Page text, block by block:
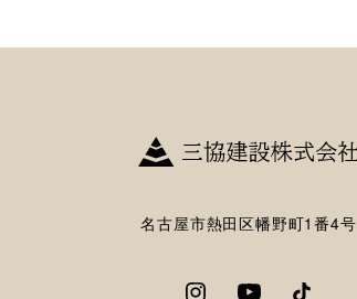
名古屋市熱田区幡野町1番4号